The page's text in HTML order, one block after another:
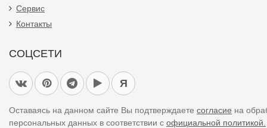
Сервис
Контакты
СОЦСЕТИ
Я
Оставаясь на данном сайте Вы подтверждаете согласие на
персональных данных в соответствии с официальной политикой.